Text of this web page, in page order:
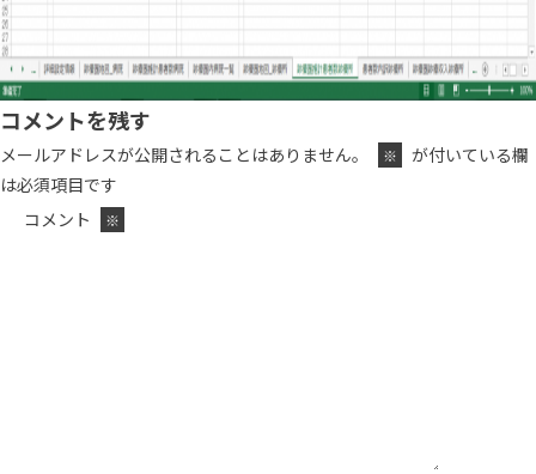
コメントを残す
メールアドレスが公開されることはありません。 ※
が付いている欄
は必須項目です
コメント
※